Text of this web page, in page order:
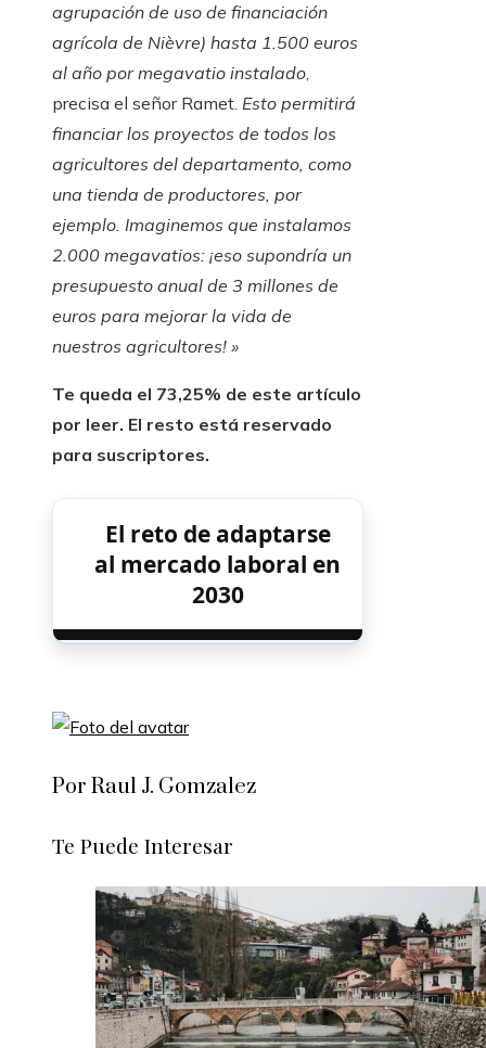
agrupación de uso de financiación
agrícola de Nièvre) hasta 1.500 euros
al año por megavatio instalado,
precisa el señor Ramet. Esto permitirá
financiar los proyectos de todos los
agricultores del departamento, como
una tienda de productores, por
ejemplo. Imaginemos que instalamos
2.000 megavatios: ¡eso supondría un
presupuesto anual de 3 millones de
euros para mejorar la vida de
nuestros agricultores! »
Te queda el 73,25% de este artículo
por leer. El resto está reservado
para suscriptores.
El reto de adaptarse
al mercado laboral en
2030
Por Raul J. Gomzalez
Te Puede Interesar